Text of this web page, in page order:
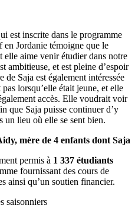
est inscrite dans le programme
en Jordanie témoigne que le
elle aime venir étudier dans notre
ambitieuse, et est pleine d’espoir
de Saja est également intéressée
lorsqu’elle était jeune, et elle
accès. Elle voudrait voir
que Saja puisse continuer d’y
un lieu où elle se sent bien.
mère de 4 enfants dont Saja
permis à 1 337 étudiants
fournissant des cours de
ainsi qu’un soutien financier.
saisonniers